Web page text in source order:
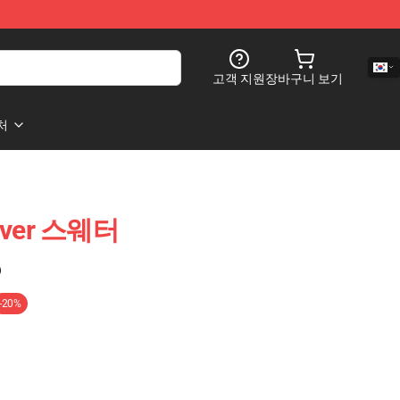
고객 지원장바구니 보기
스웨터
-20%